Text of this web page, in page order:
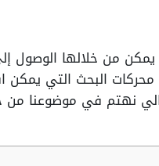
من خلالها الوصول
البحث التي يمكن
نهتم في موضوعنا من